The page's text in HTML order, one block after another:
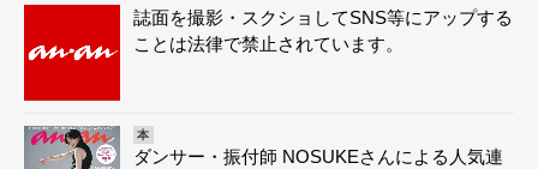
誌面を撮影・スクショしてSNS等にアップする
ことは法律で禁止されています。
本
ダンサー・振付師 NOSUKEさんによる人気連